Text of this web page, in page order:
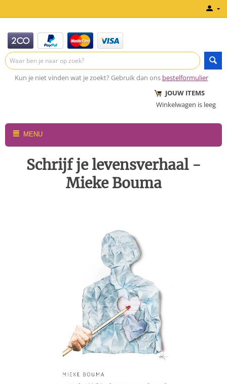
Kun je niet vinden wat je zoekt? Gebruik dan ons bestelformulier
JOUW ITEMS
Winkelwagen is leeg
MENU
Schrijf je levensverhaal -
Mieke Bouma